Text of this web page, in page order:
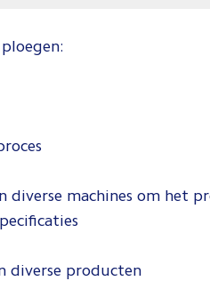
diverse machines om het
diverse producten